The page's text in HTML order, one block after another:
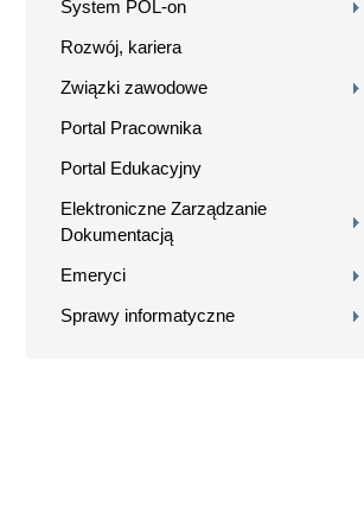
System POL-on
Rozwój, kariera
Związki zawodowe
Portal Pracownika
Portal Edukacyjny
Elektroniczne Zarządzanie
Dokumentacją
Emeryci
Sprawy informatyczne